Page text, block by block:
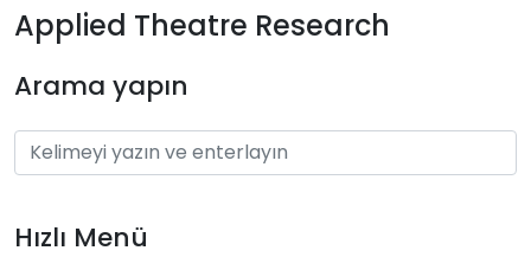
Applied Theatre Research
Arama yapın
Hızlı Menü